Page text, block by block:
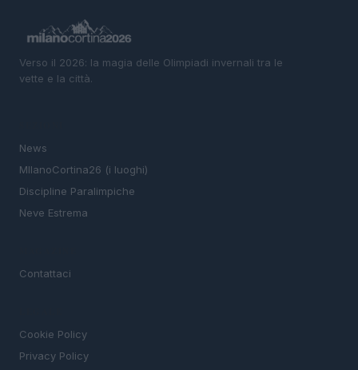
Verso il 2026: la magia delle Olimpiadi invernali tra le
vette e la città.
News
MIlanoCortina26 (i luoghi)
Discipline Paralimpiche
Neve Estrema
Contattaci
Cookie Policy
Privacy Policy